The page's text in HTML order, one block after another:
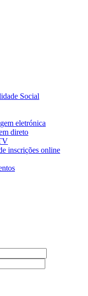
Social
eletrónica
direto
inscrições online